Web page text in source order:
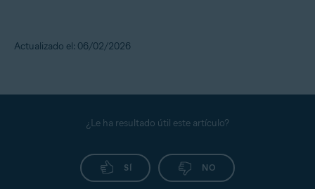
Actualizado el: 06/02/2026
¿Le ha resultado útil este artículo?
SÍ NO